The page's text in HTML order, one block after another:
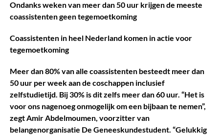
Ondanks weken van meer dan 50 uur krijgen de meeste
coassistenten geen tegemoetkoming
Coassistenten in heel Nederland komen in actie voor
tegemoetkoming
Meer dan 80% van alle coassistenten besteedt meer dan
50 uur per week aan de coschappen inclusief
zelfstudietijd. Bij 30% is dit zelfs meer dan 60 uur. “Het is
voor ons nagenoeg onmogelijk om een bijbaan te nemen”,
zegt Amir Abdelmoumen, voorzitter van
belangenorganisatie De Geneeskundestudent. “Gelukkig